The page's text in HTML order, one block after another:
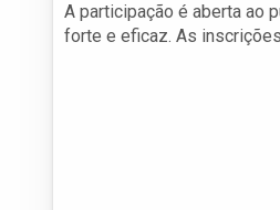
A participação é aberta ao
forte e eficaz. As